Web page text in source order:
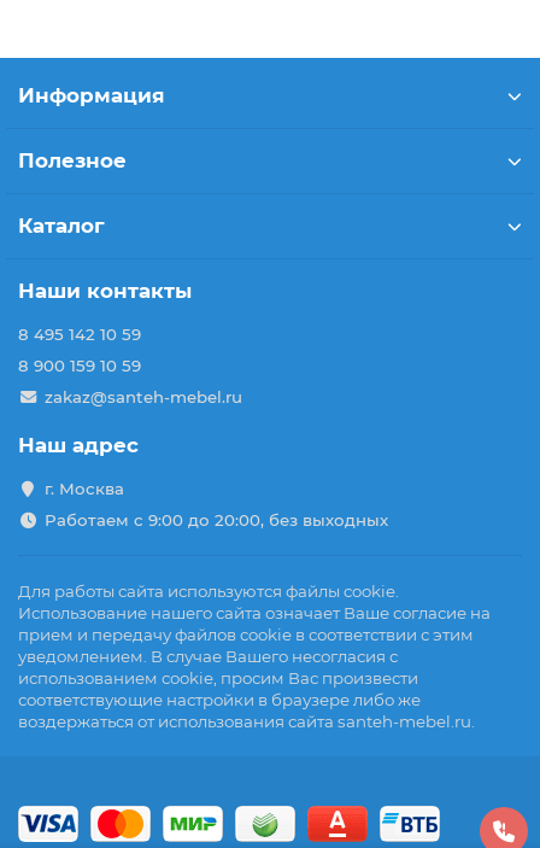
Информация
Полезное
Каталог
Наши контакты
8 495 142 10 59
8 900 159 10 59
zakaz@santeh-mebel.ru
Наш адрес
г. Москва
Работаем с 9:00 до 20:00, без выходных
Для работы сайта используются файлы cookie.
Использование нашего сайта означает Ваше согласие на
прием и передачу файлов cookie в соответствии с этим
уведомлением. В случае Вашего несогласия с
использованием cookie, просим Вас произвести
соответствующие настройки в браузере либо же
воздержаться от использования сайта santeh-mebel.ru.